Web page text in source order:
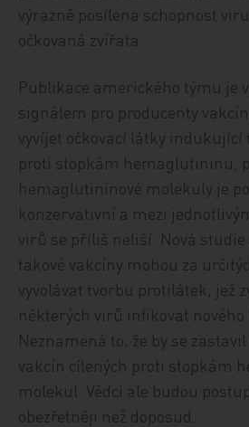
výrazně posílena schopnost
očkovaná zvířata.
Publikace amerického týmu je
signálem pro producenty
vyvíjet očkovací látky
proti stopkám hemaglutininu,
hemaglutininové molekuly je
konzervativní a mezi
virů se příliš neliší. Nová studie
takové vakcíny mohou za
vyvolávat tvorbu protilátek, jež
některých virů infikovat nového
Neznamená to, že by se
vakcín cílených proti stopkám
molekul. Vědci ale budou
obezřetněji než doposud.